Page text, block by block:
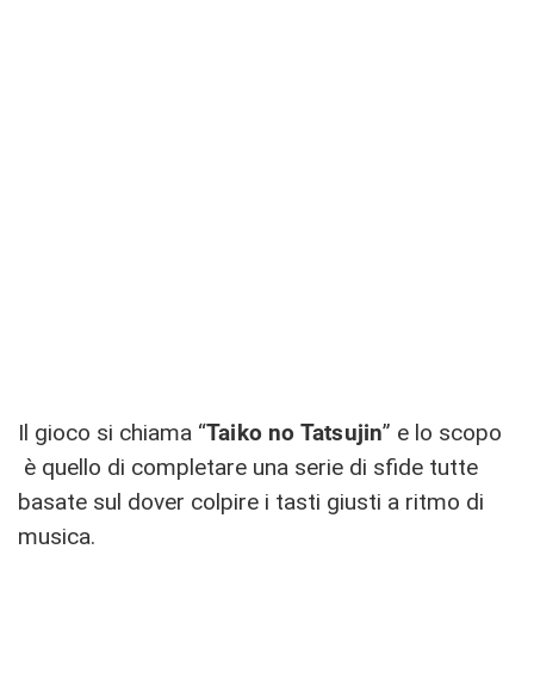
Il gioco si chiama “Taiko no Tatsujin” e lo scopo
è quello di completare una serie di sfide tutte
basate sul dover colpire i tasti giusti a ritmo di
musica.